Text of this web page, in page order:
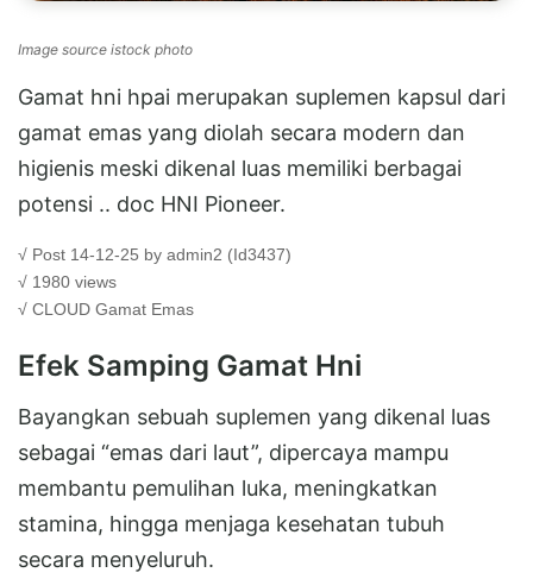
Image source istock photo
Gamat hni hpai merupakan suplemen kapsul dari
gamat emas yang diolah secara modern dan
higienis meski dikenal luas memiliki berbagai
potensi .. doc HNI Pioneer.
√ Post 14-12-25 by admin2 (Id3437)
√ 1980 views
√ CLOUD Gamat Emas
Efek Samping Gamat Hni
Bayangkan sebuah suplemen yang dikenal luas
sebagai “emas dari laut”, dipercaya mampu
membantu pemulihan luka, meningkatkan
stamina, hingga menjaga kesehatan tubuh
secara menyeluruh.